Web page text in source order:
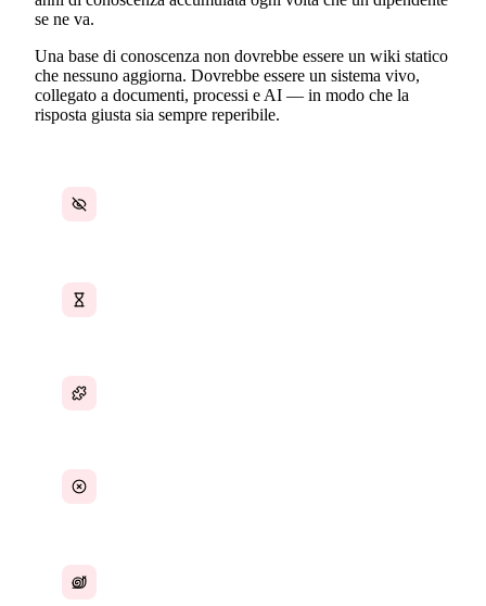
se ne va.
Una base di conoscenza non dovrebbe essere un wiki statico
che nessuno aggiorna. Dovrebbe essere un sistema vivo,
collegato a documenti, processi e AI — in modo che la
risposta giusta sia sempre reperibile.